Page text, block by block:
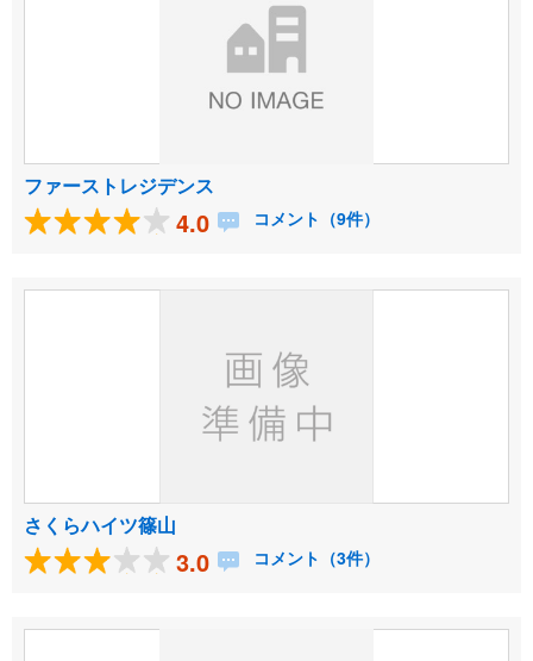
ファーストレジデンス
4.0 コメント（9件）
さくらハイツ篠山
3.0 コメント（3件）